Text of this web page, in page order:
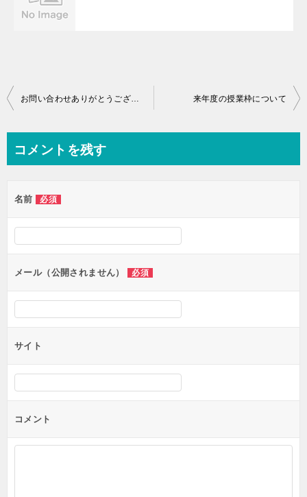
投
ビ
ー
シ
ン
お問い合わせありがとうございます。 来年度の授業枠について
コメントを残す
名前 必須
メール（公開されません） 必須
サイト
コメント